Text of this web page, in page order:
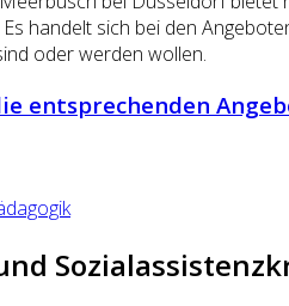
handelt sich bei den
oder werden wollen.
entsprechenden